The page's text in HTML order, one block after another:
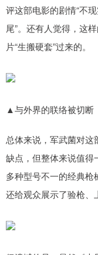
评这部电影的剧情“不
尾”。还有人觉得，这
片“生搬硬套”过来的。
▲与外界的联络被切断
总体来说，军武菌对这
缺点，但整体来说值得
多种型号不一的经典枪
还给观众展示了验枪、